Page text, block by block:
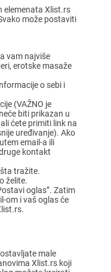
elemenata Xlist.rs
može postaviti
vam najviše
erotske masaže
o sebi i
(VAŽNO je
biti prikazan u
ćete primiti link na
uređivanje). Ako
email-a ili
kontakt
tražite.
želite.
oglas”. Zatim
om i vaš oglas će
male
Xlist.rs koji